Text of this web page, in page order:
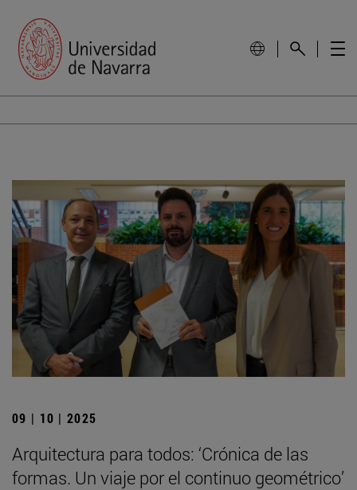
09 | 10 | 2025
Arquitectura para todos: ‘Crónica de las
formas. Un viaje por el continuo geométrico’